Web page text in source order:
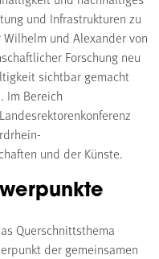
und Infrastrukturen zu
und Alexander von
Forschung neu
sichtbar gemacht
Im Bereich
und der Künste.
Querschnittsthema
der gemeinsamen